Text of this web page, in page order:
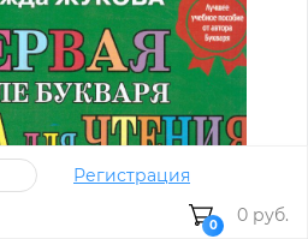
Регистрация
0 0 руб.